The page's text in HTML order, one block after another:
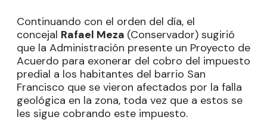
Continuando con el orden del día, el
concejal Rafael Meza (Conservador) sugirió
que la Administración presente un Proyecto de
Acuerdo para exonerar del cobro del impuesto
predial a los habitantes del barrio San
Francisco que se vieron afectados por la falla
geológica en la zona, toda vez que a estos se
les sigue cobrando este impuesto.